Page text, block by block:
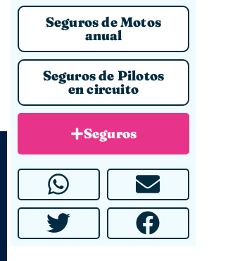
Seguros de Motos
anual
Seguros de Pilotos
en circuito
Seguros